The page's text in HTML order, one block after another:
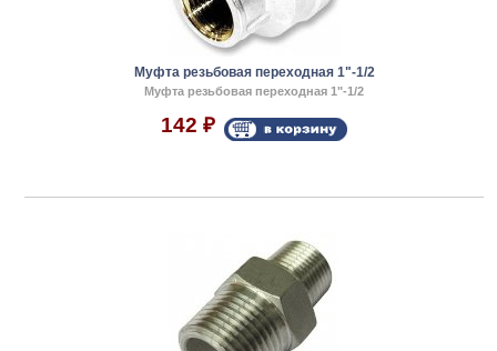
Муфта резьбовая переходная 1"-1/2
Муфта резьбовая переходная 1"-1/2
142 ₽